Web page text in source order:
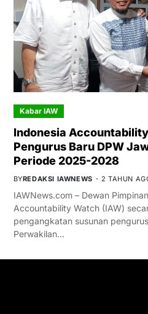
Kabar IAW
Indonesia
Pengurus Baru DPW
Periode 2025-2028
BYREDAKSI IAWNEWS 2 TAHUN
IAWNews.com – Dewan
Accountability Watch (IAW)
pengangkatan susunan
Perwakilan…